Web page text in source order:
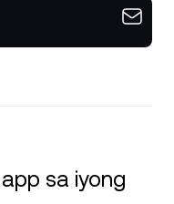
sa iyong